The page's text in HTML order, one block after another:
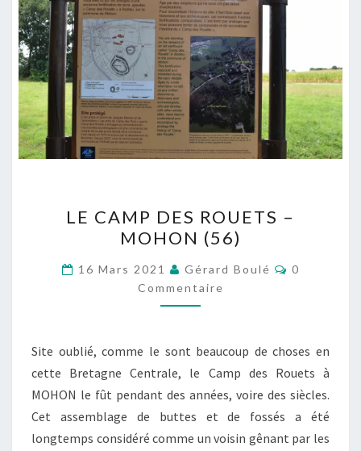
CAMP
DES
ROUETS
–
MOHON
LE CAMP DES ROUETS –
MOHON (56)
16 Mars 2021 Gérard Boulé
0
Commentaire
Site oublié, comme le sont beaucoup de choses en
cette Bretagne Centrale, le Camp des Rouets à
MOHON le fût pendant des années, voire des siècles.
Cet assemblage de buttes et de fossés a été
longtemps considéré comme un voisin gênant par les